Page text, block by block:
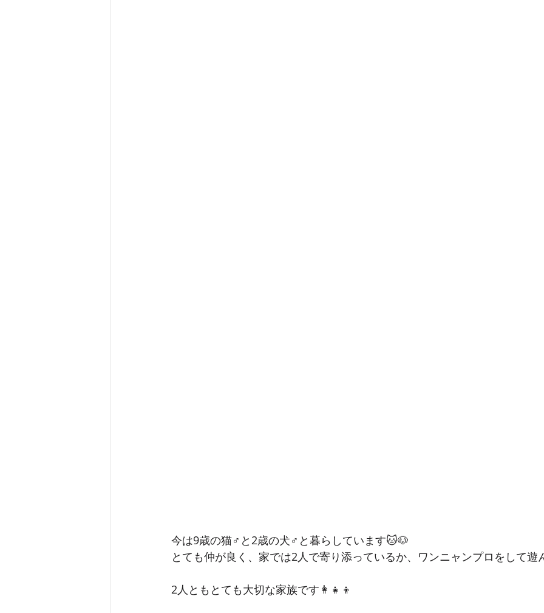
今は9歳の猫♂️と2歳の犬♂️と暮らしています🐱🐶
とても仲が良く、家では2人で寄り添っているか、ワンニャンプロをして遊
2人ともとても大切な家族です👩‍👧‍👦